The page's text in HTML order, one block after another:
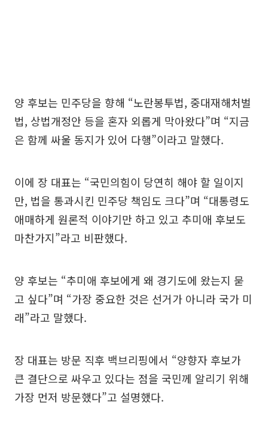
양 후보는 민주당을 향해 “노란봉투법, 중대재해처벌
법, 상법개정안 등을 혼자 외롭게 막아왔다”며 “지금
은 함께 싸울 동지가 있어 다행”이라고 말했다.
이에 장 대표는 “국민의힘이 당연히 해야 할 일이지
만, 법을 통과시킨 민주당 책임도 크다”며 “대통령도
애매하게 원론적 이야기만 하고 있고 추미애 후보도
마찬가지”라고 비판했다.
양 후보는 “추미애 후보에게 왜 경기도에 왔는지 묻
고 싶다”며 “가장 중요한 것은 선거가 아니라 국가 미
래”라고 말했다.
장 대표는 방문 직후 백브리핑에서 “양향자 후보가
큰 결단으로 싸우고 있다는 점을 국민께 알리기 위해
가장 먼저 방문했다”고 설명했다.